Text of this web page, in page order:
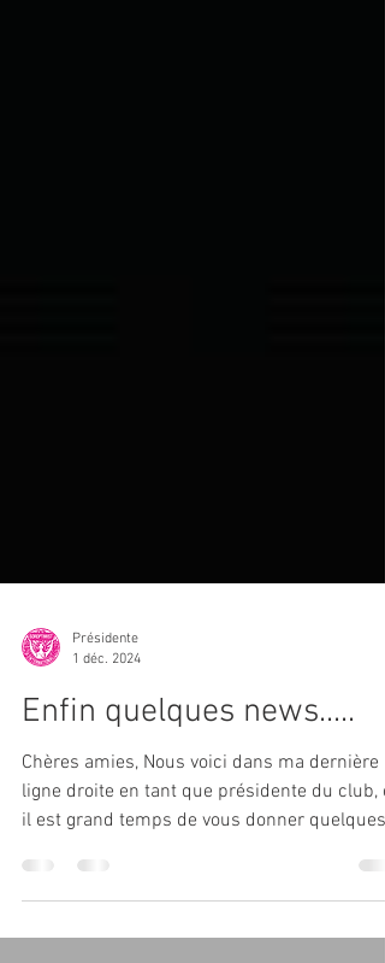
Présidente
1 déc. 2024
Enfin quelques news.....
Chères amies, Nous voici dans ma dernière
ligne droite en tant que présidente du club, et